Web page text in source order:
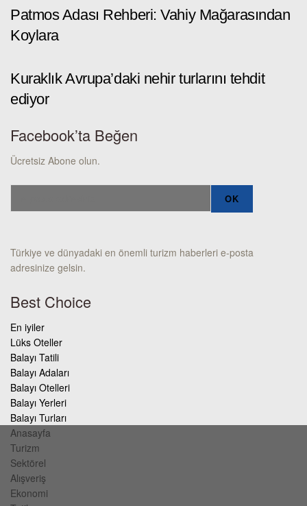
Patmos Adası Rehberi: Vahiy Mağarasından
Koylara
Kuraklık Avrupa’daki nehir turlarını tehdit
ediyor
Facebook’ta Beğen
Ücretsiz Abone olun.
Türkiye ve dünyadaki en önemli turizm haberleri e-posta
adresinize gelsin.
Best Choice
En iyiler
Lüks Oteller
Balayı Tatili
Balayı Adaları
Balayı Otelleri
Balayı Yerleri
Balayı Turları
Anasayfa
Turizm
Sektörel
Alışveriş
Ekonomi